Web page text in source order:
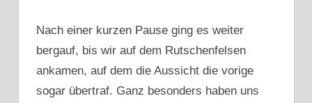
Nach einer kurzen Pause ging es weiter
bergauf, bis wir auf dem Rutschenfelsen
ankamen, auf dem die Aussicht die vorige
sogar übertraf. Ganz besonders haben uns